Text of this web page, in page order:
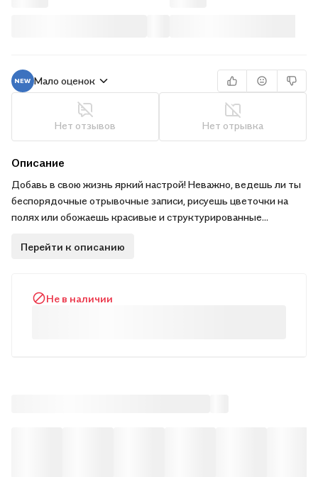
Мало оценок
Нет отзывов Нет отрывка
Описание
Добавь в свою жизнь яркий настрой! Неважно, ведешь ли ты
беспорядочные отрывочные записи, рисуешь цветочки на
полях или обожаешь красивые и структурированные
Красочная обложка настроит на творческий лад, а блок в
Перейти к описанию
Не в наличии